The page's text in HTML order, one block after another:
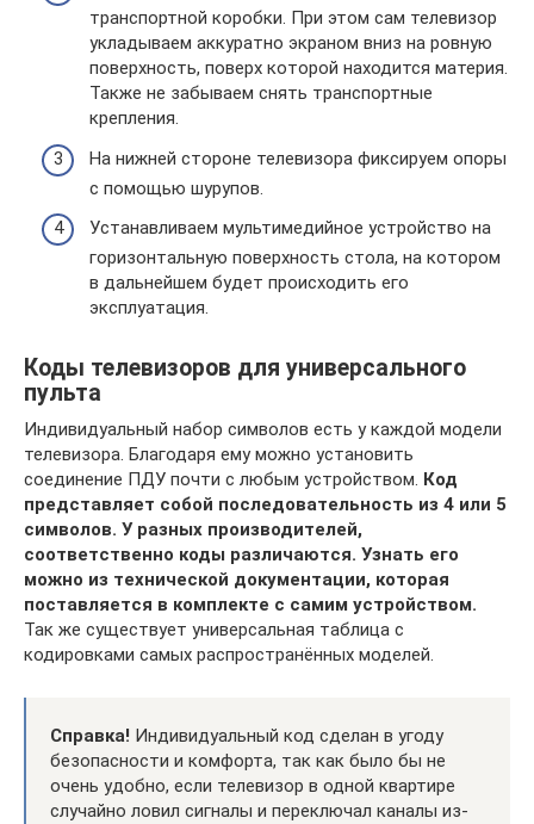
транспортной коробки. При этом сам телевизор
укладываем аккуратно экраном вниз на ровную
поверхность, поверх которой находится материя.
Также не забываем снять транспортные
крепления.
На нижней стороне телевизора фиксируем опоры
с помощью шурупов.
Устанавливаем мультимедийное устройство на
горизонтальную поверхность стола, на котором
в дальнейшем будет происходить его
эксплуатация.
Коды телевизоров для универсального
пульта
Индивидуальный набор символов есть у каждой модели
телевизора. Благодаря ему можно установить
соединение ПДУ почти с любым устройством. Код
представляет собой последовательность из 4 или 5
символов. У разных производителей,
соответственно коды различаются. Узнать его
можно из технической документации, которая
поставляется в комплекте с самим устройством.
Так же существует универсальная таблица с
кодировками самых распространённых моделей.
Справка! Индивидуальный код сделан в угоду
безопасности и комфорта, так как было бы не
очень удобно, если телевизор в одной квартире
случайно ловил сигналы и переключал каналы из-